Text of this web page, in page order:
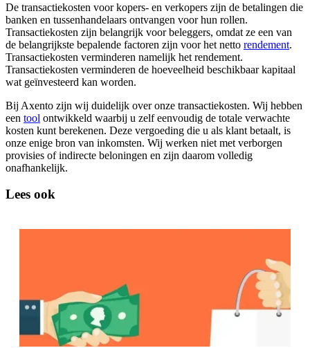
De transactiekosten voor kopers- en verkopers zijn de betalingen die
banken en tussenhandelaars ontvangen voor hun rollen.
Transactiekosten zijn belangrijk voor beleggers, omdat ze een van
de belangrijkste bepalende factoren zijn voor het netto rendement.
Transactiekosten verminderen namelijk het rendement.
Transactiekosten verminderen de hoeveelheid beschikbaar kapitaal
wat geïnvesteerd kan worden.
Bij Axento zijn wij duidelijk over onze transactiekosten. Wij hebben
een tool ontwikkeld waarbij u zelf eenvoudig de totale verwachte
kosten kunt berekenen. Deze vergoeding die u als klant betaalt, is
onze enige bron van inkomsten. Wij werken niet met verborgen
provisies of indirecte beloningen en zijn daarom volledig
onafhankelijk.
Lees ook